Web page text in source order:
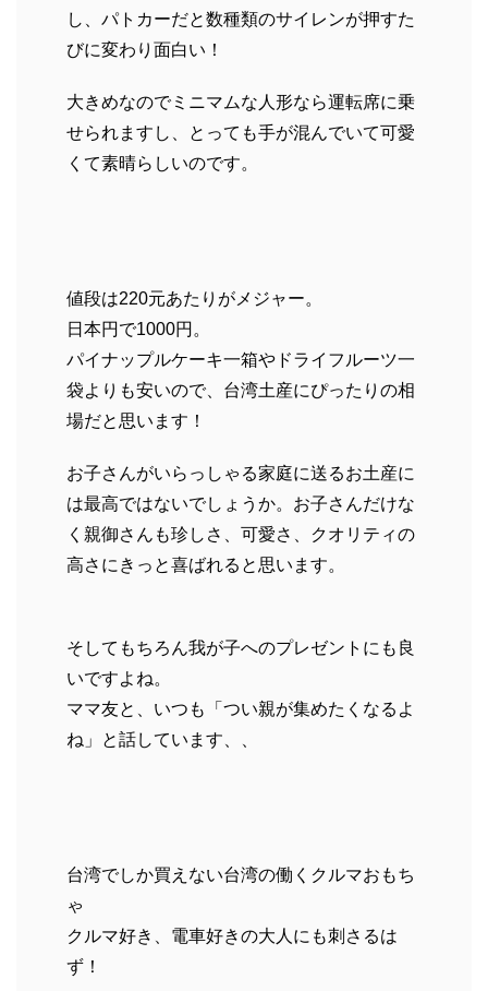
し、パトカーだと数種類のサイレンが押すた
びに変わり面白い！
大きめなのでミニマムな人形なら運転席に乗
せられますし、とっても手が混んでいて可愛
くて素晴らしいのです。
値段は220元あたりがメジャー。
日本円で1000円。
パイナップルケーキ一箱やドライフルーツ一
袋よりも安いので、台湾土産にぴったりの相
場だと思います！
お子さんがいらっしゃる家庭に送るお土産に
は最高ではないでしょうか。お子さんだけな
く親御さんも珍しさ、可愛さ、クオリティの
高さにきっと喜ばれると思います。
そしてもちろん我が子へのプレゼントにも良
いですよね。
ママ友と、いつも「つい親が集めたくなるよ
ね」と話しています、、
台湾でしか買えない台湾の働くクルマおもち
ゃ
クルマ好き、電車好きの大人にも刺さるは
ず！